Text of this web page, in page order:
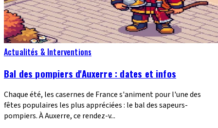
Actualités & Interventions
Bal des pompiers d'Auxerre : dates et infos
Chaque été, les casernes de France s'animent pour l'une des
fêtes populaires les plus appréciées : le bal des sapeurs-
pompiers. À Auxerre, ce rendez-v...